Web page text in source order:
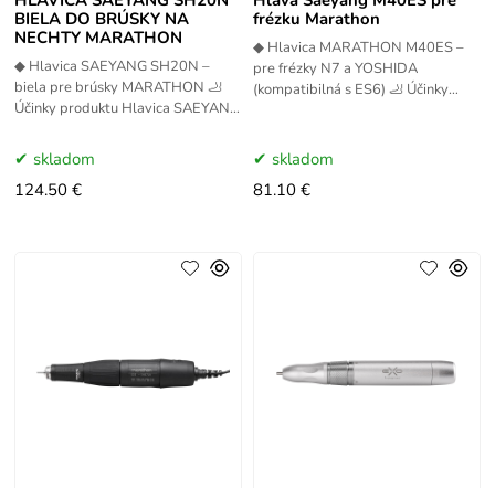
BIELA DO BRÚSKY NA
NECHTY MARATHON
◆ Hlavica SAEYANG SH20N –
biela pre brúsky MARATHON 🦶
Účinky produktu Hlavica SAEYANG
profesionálny nástavec určený pre
skladom
124.50 €
frézku Marathon
◆ Hlavica MARATHON M40ES –
pre frézky N7 a YOSHIDA
(kompatibilná s ES6) 🦶 Účinky
nástavec
skladom
81.10 €